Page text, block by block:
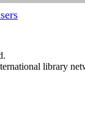
library